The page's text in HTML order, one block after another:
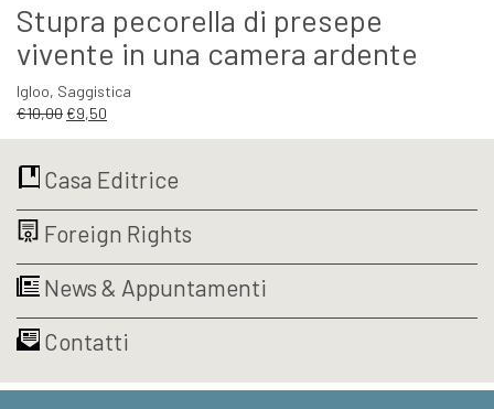
€14,00. €13,30.
Stupra pecorella di presepe
vivente in una camera ardente
Igloo, Saggistica
€10,00Il
era:
€9,50
è:
Casa Editrice
Foreign Rights
News & Appuntamenti
Contatti